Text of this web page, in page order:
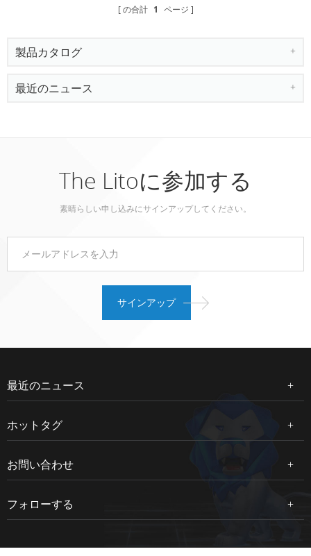
の合計 1 ページ
製品カタログ
最近のニュース
The Litoに参加する
素晴らしい申し込みにサインアップしてください。
最近のニュース
ホットタグ
お問い合わせ
フォローする